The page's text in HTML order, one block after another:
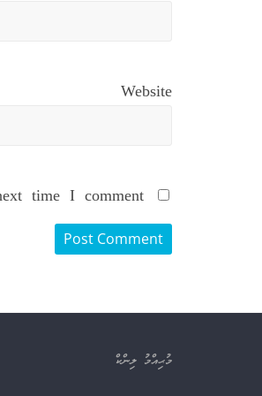
Website
time I comment.
މުޙިއްމު ލިންކް